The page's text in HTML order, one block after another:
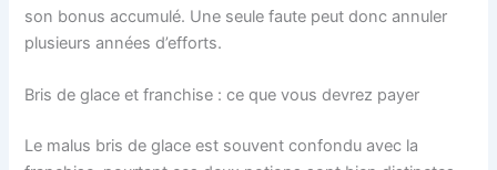
son bonus accumulé. Une seule faute peut donc annuler
plusieurs années d’efforts.
Bris de glace et franchise : ce que vous devrez payer
Le malus bris de glace est souvent confondu avec la